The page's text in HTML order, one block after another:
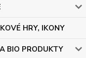
HRY, IKONY
BIO PRODUKTY